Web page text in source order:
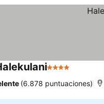
4 Estrellas
(6.878 puntuaciones)